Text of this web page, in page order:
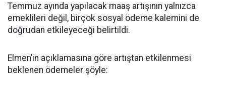
Temmuz ayında yapılacak maaş artışının yalnızca
emeklileri değil, birçok sosyal ödeme kalemini de
doğrudan etkileyeceği belirtildi.
Elmen’in açıklamasına göre artıştan etkilenmesi
beklenen ödemeler şöyle: